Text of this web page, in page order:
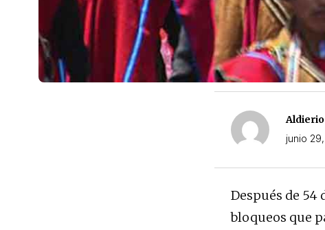
junio
Después de
bloqueos que